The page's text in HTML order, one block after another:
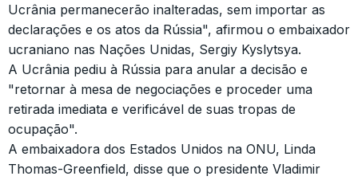
Ucrânia permanecerão inalteradas, sem importar as
declarações e os atos da Rússia", afirmou o embaixador
ucraniano nas Nações Unidas, Sergiy Kyslytsya.
A Ucrânia pediu à Rússia para anular a decisão e
"retornar à mesa de negociações e proceder uma
retirada imediata e verificável de suas tropas de
ocupação".
A embaixadora dos Estados Unidos na ONU, Linda
Thomas-Greenfield, disse que o presidente Vladimir